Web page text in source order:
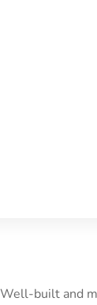
built and